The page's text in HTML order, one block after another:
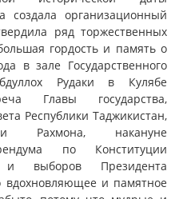
создала организационный
ряд торжественных
гордость и память о
в зале Государственного
Рудаки в Кулябе
Главы государства,
Республики Таджикистан,
Рахмона, накануне
по Конституции
и выборов Президента
вдохновляющее и памятное